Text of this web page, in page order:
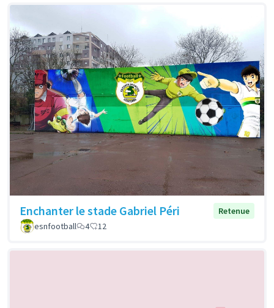
Enchanter le stade Gabriel Péri
Retenue
esnfootball
4 12